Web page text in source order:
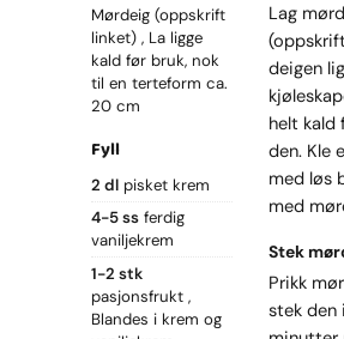
Mørdeig (oppskrift
linket)
La ligge
kald før bruk, nok
til en terteform ca.
20 cm
Fyll
2 dl pisket krem
4-5 ss ferdig
vaniljekrem
1-2 stk
pasjonsfrukt
Blandes i krem og
Lag
deigen
helt kald
den. Kle
med løs
med
Stek
Prikk
stek den